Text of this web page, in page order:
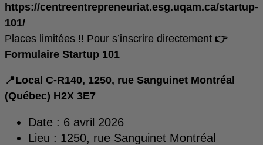
https://centreentrepreneuriat.esg.uqam.ca/startup-
101/
Places limitées !! Pour s’inscrire directement 👉
Formulaire Startup 101
📍Local C-R140, 1250, rue Sanguinet Montréal
(Québec) H2X 3E7
Date : 6 avril 2026
Lieu : 1250, rue Sanguinet Montréal